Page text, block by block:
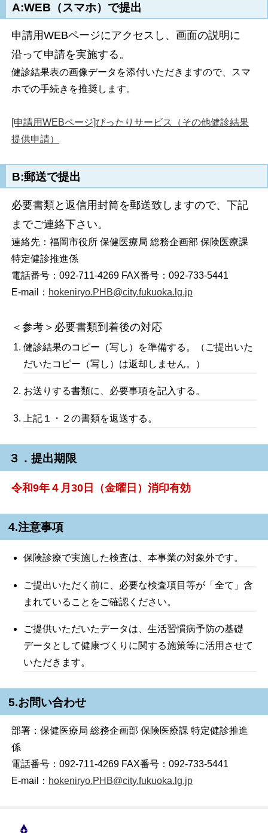
A:WEB（スマホ）で提出
申請用WEBページにアクセスし、画面の説明に
沿って申請を実施する。
健診結果表の画像データを添付いただきますので、スマ
ホでの手続きを推奨します。
[申請用WEBページ]ぴったりサービス（その他健診結果
提供申請）
B:郵送で提出
必要書類と返信用封筒を郵送致しますので、下記
までご連絡下さい。
連絡先：福岡市役所 保健医療局 総務企画部 保険医療課
特定健診推進係
電話番号：092-711-4269 FAX番号：092-733-5441
E-mail： hokeniryo.PHB@city.fukuoka.lg.jp
＜参考＞必要書類到着後の対応
健診結果のコピー（写し）を準備する。（ご提出いた
だいたコピー（写し）は返却しません。）
お送りする書類に、必要事項を記入する。
上記１・２の書類を返送する。
３．提出期限
令和9年４月30日（金曜日）消印有効
4.注意事項
保険診療で実施した検査は、本事業の対象外です。
ご提出いただく前に、必要な検査項目等が「全て」含
まれていることをご確認ください。
ご提供いただいたデータは、生活習慣病予防の基礎
データとして健康づくりに関する施策等に活用させて
いただきます。
5.お問い合わせ
部署：保健医療局 総務企画部 保険医療課 特定健診推進
係
電話番号：092-711-4269 FAX番号：092-733-5441
E-mail： hokeniryo.PHB@city.fukuoka.lg.jp